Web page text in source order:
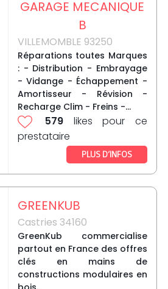
GARAGE MECANIQUE
B
VILLEMOMBLE 93250
Réparations toutes Marques
: - Distribution - Embrayage
- Vidange - Échappement -
Amortisseur - Révision -
Recharge Clim - Freins -...
579 likes pour ce
prestataire
PLUS D’INFOS
GREENKUB
Castries 34160
GreenKub commercialise
partout en France des offres
clés en mains de
constructions modulaires en